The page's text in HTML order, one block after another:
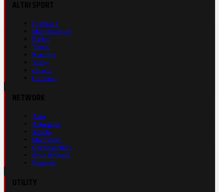
Formula 1
Motomondiale
Basket
Tennis
Running
Volley
eSports
Ciclismo
Auto
Autosprint
Inmoto
Motosprint
Guerinsportivo
Sport Network
Fantacup